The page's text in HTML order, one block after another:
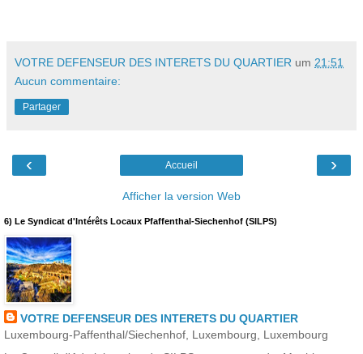
VOTRE DEFENSEUR DES INTERETS DU QUARTIER um 21:51
Aucun commentaire:
Partager
‹ ›
Accueil
Afficher la version Web
6) Le Syndicat d'Intérêts Locaux Pfaffenthal-Siechenhof (SILPS)
VOTRE DEFENSEUR DES INTERETS DU QUARTIER
Luxembourg-Paffenthal/Siechenhof, Luxembourg, Luxembourg